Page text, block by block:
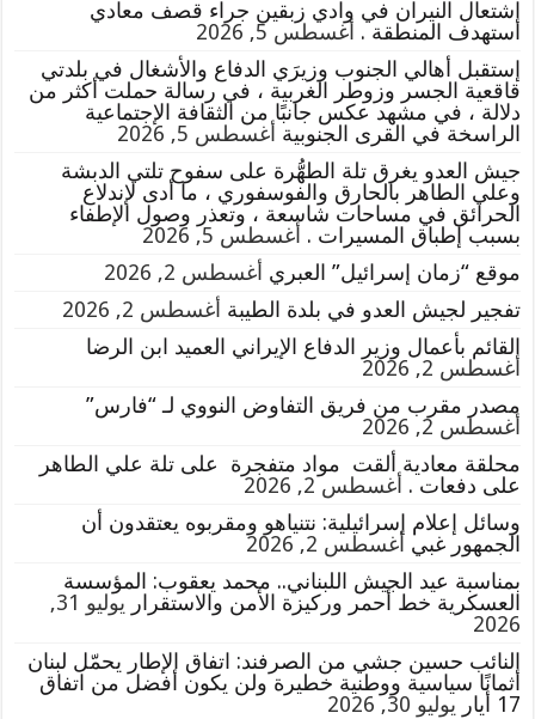
إشتعال النيران في وادي زبقين جراء قصف معادي
استهدف المنطقة . أغسطس 5, 2026
إستقبل أهالي الجنوب وزيرَي الدفاع والأشغال في بلدتي
قاقعية الجسر وزوطر الغربية ، في رسالة حملت أكثر من
دلالة ، في مشهد عكس جانبًا من الثقافة الإجتماعية
الراسخة في القرى الجنوبية أغسطس 5, 2026
جيش العدو يغرق تلة الطهُّرة على سفوح تلتي الدبشة
وعلي الطاهر بالحارق والفوسفوري ، ما أدى لإندلاع
الحرائق في مساحات شاسعة ، وتعذر وصول الإطفاء
بسبب إطباق المسيرات . أغسطس 5, 2026
موقع “زمان إسرائيل” العبري أغسطس 2, 2026
تفجير لجيش العدو في بلدة الطيبة أغسطس 2, 2026
القائم بأعمال وزير الدفاع الإيراني العميد ابن الرضا
أغسطس 2, 2026
مصدر مقرب من فريق التفاوض النووي لـ “فارس”
أغسطس 2, 2026
محلقة معادية ألقت مواد متفجرة على تلة علي الطاهر
على دفعات . أغسطس 2, 2026
وسائل إعلام إسرائيلية: نتنياهو ومقربوه يعتقدون أن
الجمهور غبي أغسطس 2, 2026
بمناسبة عيد الجيش اللبناني.. محمد يعقوب: المؤسسة
العسكرية خط أحمر وركيزة الأمن والاستقرار
يوليو 31,
2026
النائب حسين جشي من الصرفند: اتفاق الإطار يحمّل لبنان
أثمانًا سياسية ووطنية خطيرة ولن يكون أفضل من اتفاق
17 أيار
يوليو 30, 2026